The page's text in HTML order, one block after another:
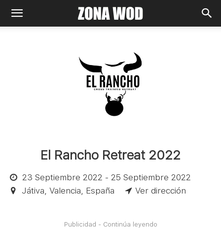
El Rancho Retreat 2022
23 Septiembre 2022 - 25 Septiembre 2022
Játiva, Valencia, España
Ver dirección
Publicidad - Continúa leyendo